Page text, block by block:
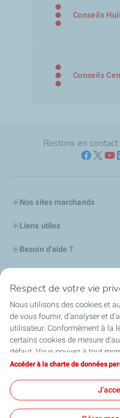
Conseils
Conseils
Restons en
Nos sites marchands
Liens utiles
Besoin d'aide ?
Certificats d'économies
Nos partenaires
Collaborer avec
Accessibilité
Respect de votre vie
Nous utilisons des cookies et
de vous fournir, d’analyser et
utilisateur. Conformément à la
certains cookies de mesure
défaut. Vous pouvez à tout
paramètres de cookies en
vous acceptez le dépôt de
cas où vous cliquez sur « Je
techniques nécessaires au
Accéder à la charte de données